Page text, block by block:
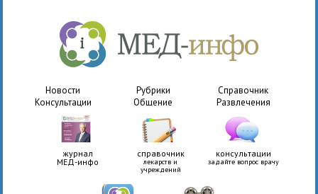
Новости Рубрики
Справочник
Консультации
Общение Развлечения
журнал
МЕД-инфо
справочник
лекарств и
учреждений
консультации
задайте вопрос врачу